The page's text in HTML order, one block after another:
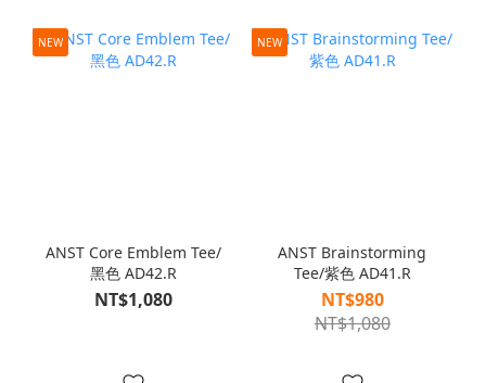
NEW
ANST Core Emblem Tee/
黑色 AD42.R
NT$1,080
NEW
ANST Brainstorming
Tee/紫色 AD41.R
NT$980
NT$1,080